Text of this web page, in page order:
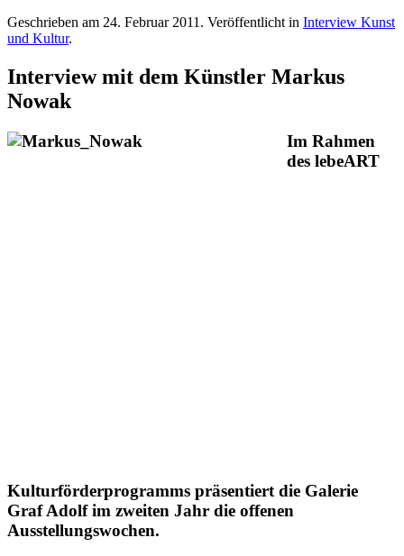
Geschrieben am 24. Februar 2011 . Veröffentlicht in Interview Kunst
und Kultur.
Interview mit dem Künstler Markus
Nowak
Im Rahmen
des lebeART
Kulturförderprogramms präsentiert die Galerie
Graf Adolf im zweiten Jahr die offenen
Ausstellungswochen.